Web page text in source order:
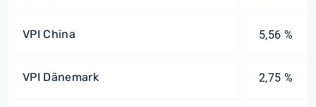
VPI China 5,56 %
VPI Dänemark 2,75 %